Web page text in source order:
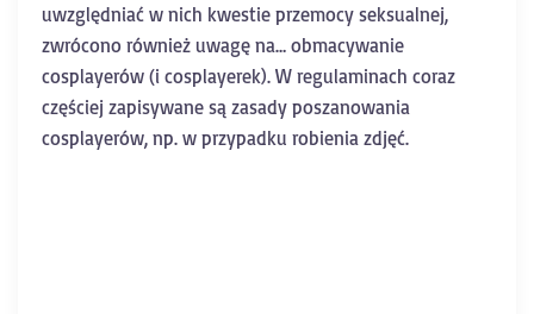
uwzględniać w nich kwestie przemocy seksualnej,
zwrócono również uwagę na… obmacywanie
cosplayerów (i cosplayerek). W regulaminach coraz
częściej zapisywane są zasady poszanowania
cosplayerów, np. w przypadku robienia zdjęć.